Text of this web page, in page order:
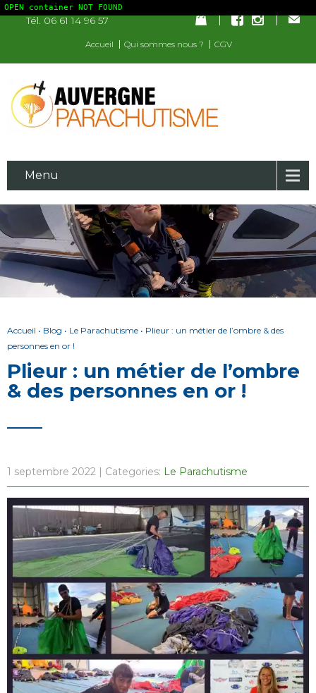
Tél. 06 61 14 96 57
Accueil Qui sommes nous ? CGV
Menu
Accueil • Blog • Le Parachutisme • Plieur : un métier de l’ombre & des
personnes en or !
Plieur : un métier de l’ombre
& des personnes en or !
1 septembre 2022 | Categories: Le Parachutisme
OPEN container NOT FOUND